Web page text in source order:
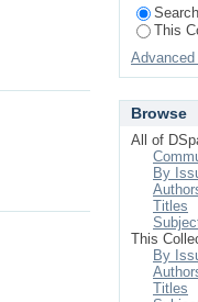
This
Browse
All of
By
Titles
This
By
Titles